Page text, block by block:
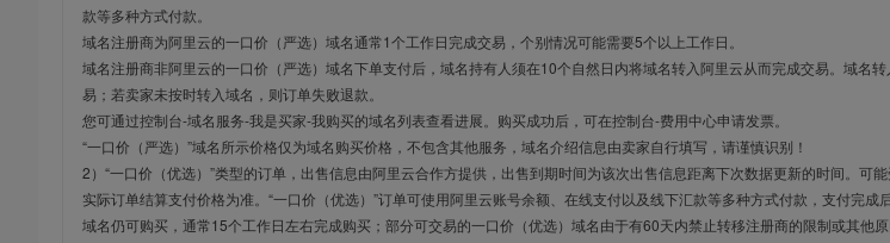
款等多种方式付款。
域名注册商为阿里云的一口价（严选）域名通常1个工作日完成交易，个别情况可能需要5个以上工作日。
域名注册商非阿里云的一口价（严选）域名下单支付后，域名持有人须在10个自然日内将域名转入阿里云从而完成交易。域名
易；若卖家未按时转入域名，则订单失败退款。
您可通过控制台-域名服务-我是买家-我购买的域名列表查看进展。购买成功后，可在控制台-费用中心申请发票。
“一口价（严选）”域名所示价格仅为域名购买价格，不包含其他服务，域名介绍信息由卖家自行填写，请谨慎识别！
2）“一口价（优选）”类型的订单，出售信息由阿里云合作方提供，出售到期时间为该次出售信息距离下次数据更新的时间。可
实际订单结算支付价格为准。“一口价（优选）”订单可使用阿里云账号余额、在线支付以及线下汇款等多种方式付款，支付完成
域名仍可购买，通常15个工作日左右完成购买；部分可交易的一口价（优选）域名由于有60天内禁止转移注册商的限制或其他